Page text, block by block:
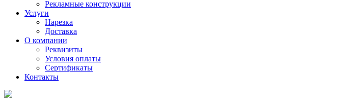
Рекламные конструкции
Услуги
Нарезка
Доставка
О компании
Реквизиты
Условия оплаты
Сертификаты
Контакты